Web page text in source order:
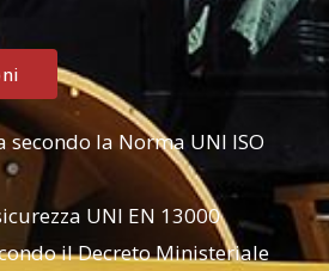
la Norma UNI ISO
UNI EN 13000
il Decreto Ministeriale